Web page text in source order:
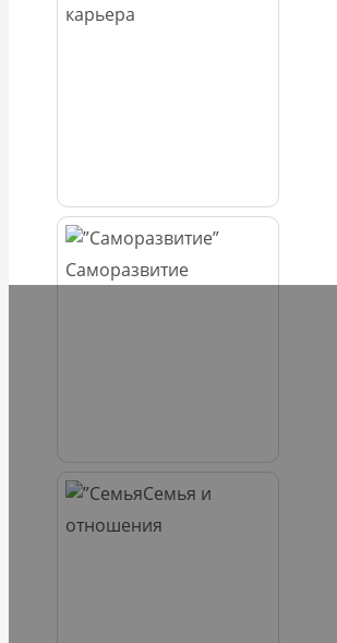
карьера
Саморазвитие
Семья и
отношения